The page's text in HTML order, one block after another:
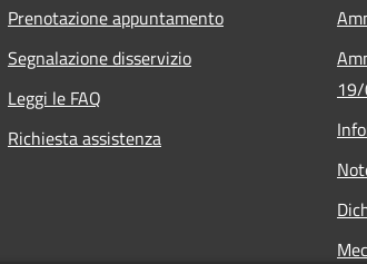
Prenotazione appuntamento
Segnalazione disservizio
Leggi le FAQ
Richiesta assistenza